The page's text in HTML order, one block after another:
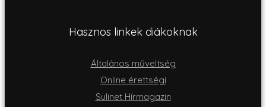
Hasznos linkek diákoknak
Általános műveltség
Online érettségi
Sulinet Hírmagazin